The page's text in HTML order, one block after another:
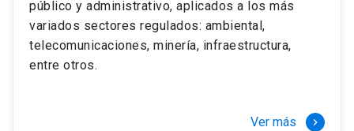
Si optas por la modalidad Full Time:
El LLM UC Full Time es una versión del programa
destinado principalmente a extranjeros, que permite
necesidades y expectativas profesionales, eligiendo
Juan Ignacio Piña Rochefort
Director Magíster en Derecho, LLM UC
público y administrativo, aplicados a los más
variados sectores regulados: ambiental,
telecomunicaciones, minería, infraestructura,
entre otros.
Ver más keyboard_arrow_right